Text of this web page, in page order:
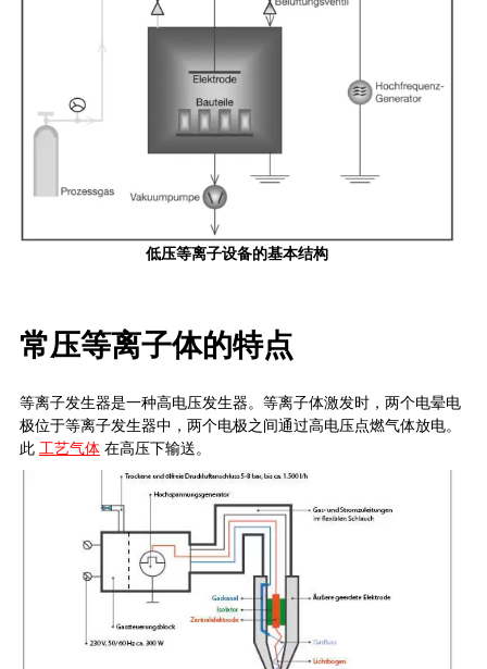
低压等离子设备的基本结构
常压等离子体的特点
等离子发生器是一种高电压发生器。等离子体激发时，两个电晕电
极位于等离子发生器中，两个电极之间通过高电压点燃气体放电。
此 工艺气体在高压下输送。